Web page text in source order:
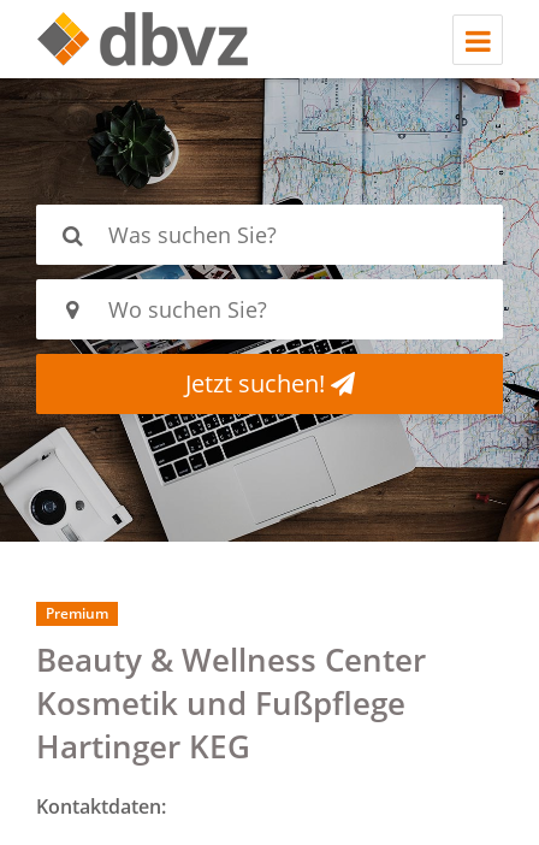
Jetzt suchen!
Beauty & Wellness Center
Kosmetik und Fußpflege
Hartinger KEG
Premium
Kontaktdaten: